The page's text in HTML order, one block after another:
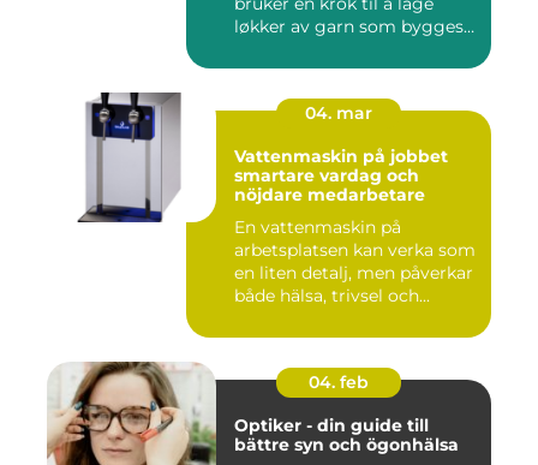
løkker av garn som bygges
04. mar
Vattenmaskin på jobbet
smartare vardag och
nöjdare medarbetare
En vattenmaskin på
arbetsplatsen kan verka som
en liten detalj, men påverkar
både hälsa, trivsel och...
04. feb
Optiker - din guide till
bättre syn och ögonhälsa